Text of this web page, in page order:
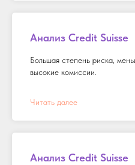
Анализ Credit Suisse
Большая степень риска,
высокие комиссии.
Читать далее
Анализ Credit Suisse